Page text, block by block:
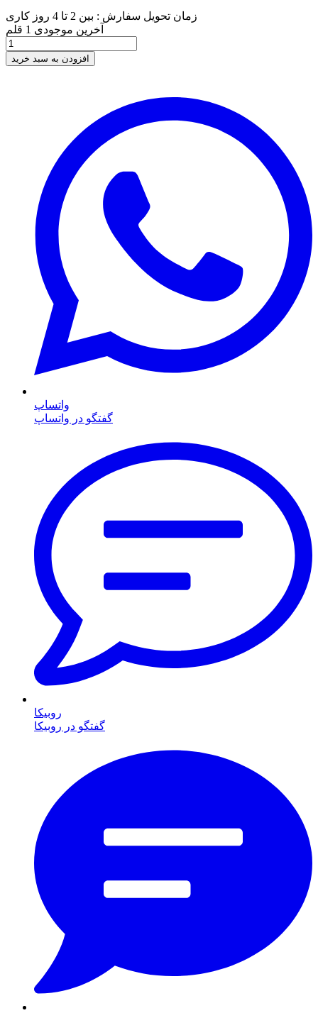
زمان تحویل سفارش : بین 2 تا 4 روز کاری
آخرین موجودی 1 قلم
افزودن به سبد خرید
واتساپ
گفتگو در واتساپ
روبیکا
گفتگو در روبیکا